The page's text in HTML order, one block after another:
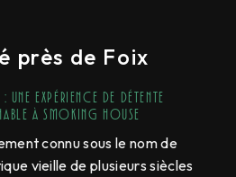
près de Foix
expérience de détente
à Smoking House
connu sous le nom de
vieille de plusieurs siècles